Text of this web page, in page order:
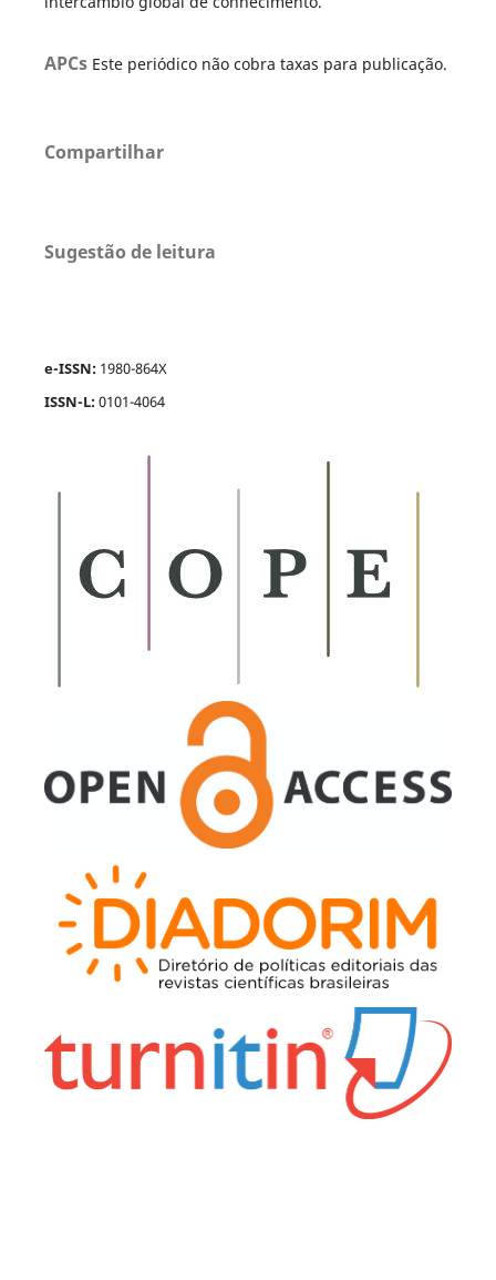
APCs Este periódico não cobra taxas para publicação.
Compartilhar
Sugestão de leitura
e-ISSN: 1980-864X
ISSN-L:0101-4064